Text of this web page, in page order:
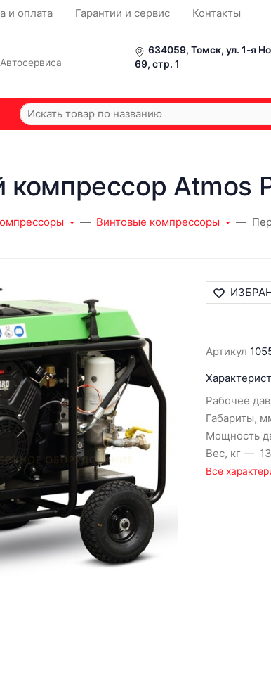
и оплата Гарантии и сервис Контакты
634059, Томск, ул. 1-я
69, стр. 1
Atmos
Винтовые компрессоры
Артикул
Рабочее
Габариты,
Мощность
Вес, кг
Все